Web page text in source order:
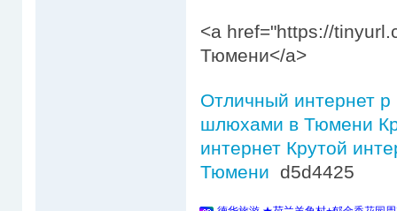
<a href="https://
Тюмени</a>
Отличный интернет р
шлюхами в Тюмени
интернет Крутой
Тюмени d5d4425